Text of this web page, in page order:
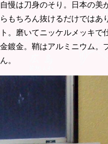
自慢は刀身のそり。日本の美
らもちろん抜けるだけではあ
ト。磨いてニッケルメッキで
金鍍金。鞘はアルミニウム。
ん。